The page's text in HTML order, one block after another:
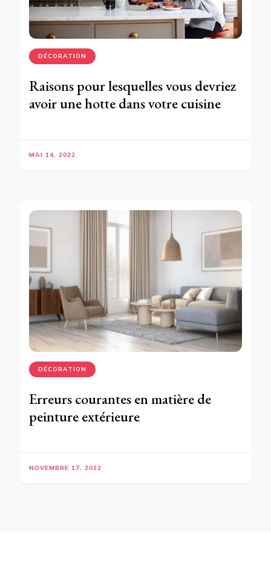
DÉCORATION
Raisons pour lesquelles vous devriez
avoir une hotte dans votre cuisine
MAI 14, 2022
DÉCORATION
Erreurs courantes en matière de
peinture extérieure
NOVEMBRE 17, 2022